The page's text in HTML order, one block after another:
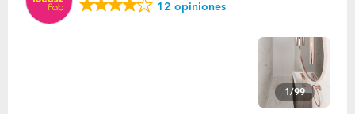
12 opiniones
1/99